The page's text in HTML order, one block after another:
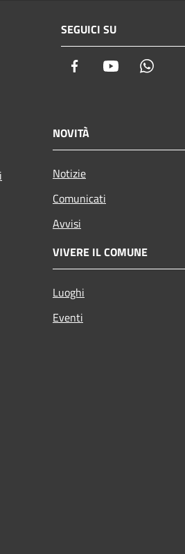
SEGUICI SU
Facebook Youtube
NOVITÀ
Notizie
Comunicati
Avvisi
VIVERE IL COMUNE
Luoghi
Eventi